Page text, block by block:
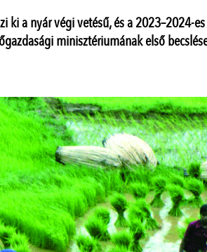
a nyár végi vetésű, és a 2023–2024-
minisztériumának első